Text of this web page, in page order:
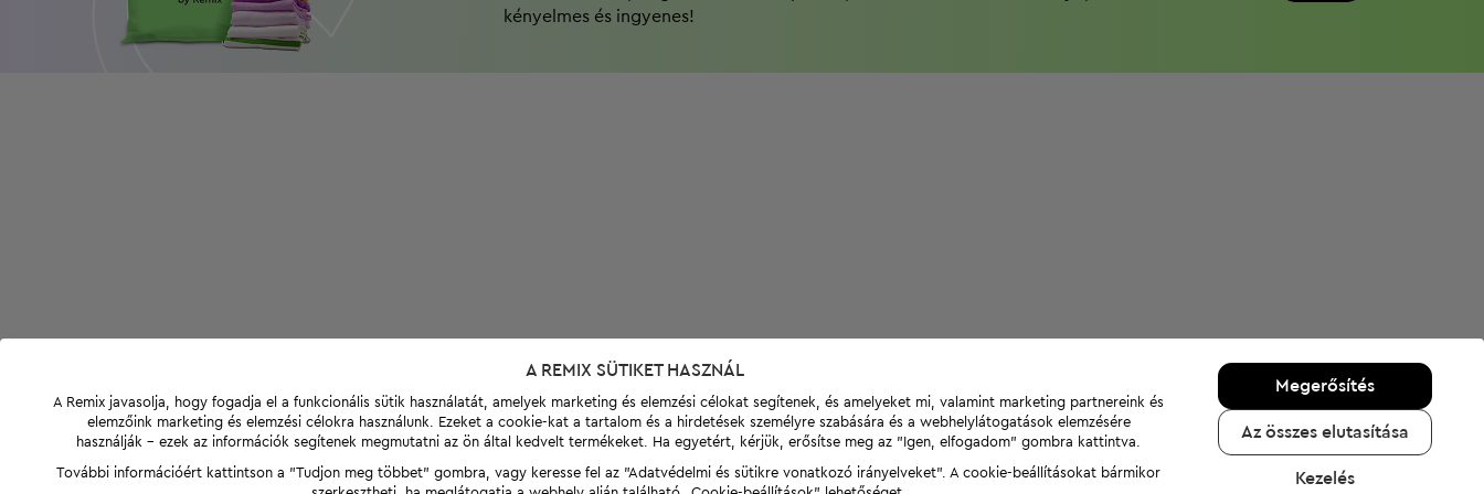
kényelmes és ingyenes!
A REMIX SÜTIKET HASZNÁL
A Remix javasolja, hogy fogadja el a funkcionális sütik használatát, amelyek marketing és elemzési célokat segítenek, és amelyeket mi, valamint marketing partnereink és
elemzőink marketing és elemzési célokra használunk. Ezeket a cookie-kat a tartalom és a hirdetések személyre szabására és a webhelylátogatások elemzésére
használják - ezek az információk segítenek megmutatni az ön által kedvelt termékeket. Ha egyetért, kérjük, erősítse meg az "Igen, elfogadom" gombra kattintva.
További információért kattintson a "Tudjon meg többet" gombra, vagy keresse fel az "Adatvédelmi és sütikre vonatkozó irányelveket". A cookie-beállításokat bármikor
Megerősítés
Az összes elutasítása
Kezelés